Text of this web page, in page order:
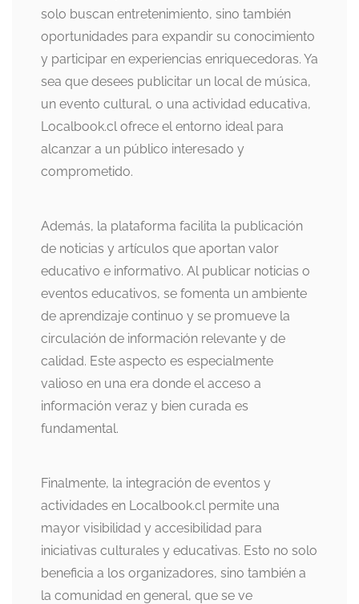
solo buscan entretenimiento, sino también
oportunidades para expandir su conocimiento
y participar en experiencias enriquecedoras. Ya
sea que desees publicitar un local de música,
un evento cultural, o una actividad educativa,
Localbook.cl ofrece el entorno ideal para
alcanzar a un público interesado y
comprometido.
Además, la plataforma facilita la publicación
de noticias y artículos que aportan valor
educativo e informativo. Al publicar noticias o
eventos educativos, se fomenta un ambiente
de aprendizaje continuo y se promueve la
circulación de información relevante y de
calidad. Este aspecto es especialmente
valioso en una era donde el acceso a
información veraz y bien curada es
fundamental.
Finalmente, la integración de eventos y
actividades en Localbook.cl permite una
mayor visibilidad y accesibilidad para
iniciativas culturales y educativas. Esto no solo
beneficia a los organizadores, sino también a
la comunidad en general, que se ve